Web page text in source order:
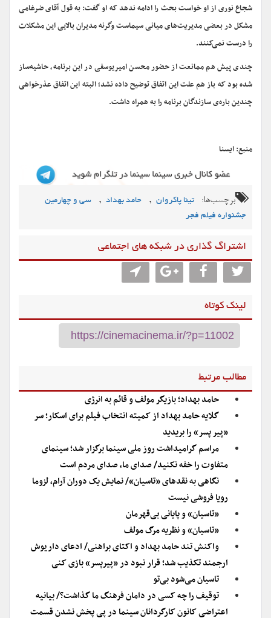
شجاع نوری از او خواست بحث را ادامه ندهد که او گفت: به قول آقای ضرغامی
مشکل در بعضی مدیریت‌های میانی سیماست وگرنه مدیران بالایی این مشکلات
را درست نمی‌کنند.
چندی پیش هم ممانعت از حضور محسن امیریوسفی در این برنامه، حاشیه‌ساز
شده بود که باز هم علت این اتفاق توضیح داده نشد؛ البته این اتفاق عذرخواهی
چندین باره‌ی سازندگان برنامه را به همراه داشت.
منبع: ایسنا
برچسب‌ها: تینا پاکروان , حامد بهداد ,
سی و چهارمین
جشنواره فیلم فجر
اشتراگ گذاری در شبکه های اجتماعی
لینک کوتاه
مطالب مرتبط
حامد بهداد؛ بازیگر مولف و قائم به انرژی
گلایه حامد بهداد از کمیته انتخاب فیلم برای اسکار؛ سر
«پیر پسر» را بریدید
مراسم گرامیداشت روز ملی سینما برگزار شد؛ سینمای
متفاوت را خفه نکنید/ صدای ما، صدای مردم است
نگاهی به نقدهای «تاسیان»/ نمایش یک دوران آرام، لزوما
رویا فروشی نیست
«تاسیان» و پایانی بی‌قهرمان
«تاسیان» و نظریه مرگ مولف
واکنش تند حامد بهداد و اکتای براهنی/ ادعای داریوش
ارجمند تکذیب شد؛ قرار نبود در «پیرپسر» بازی کنی
تاسیان می‌شود بی‌تو
توقیف را چه کسی در دامان فرهنگ ما گذاشت؟/ بیانیه
اعتراضی کانون کارگردانان سینما در پی پخش نشدن قسمت